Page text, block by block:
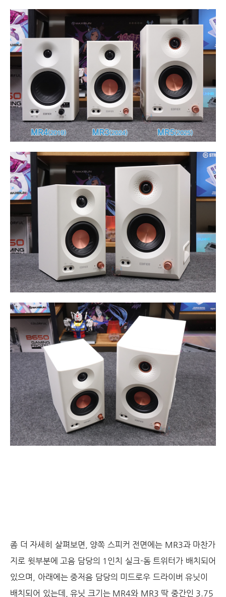
좀 더 자세히 살펴보면, 양쪽 스피커 전면에는 MR3과 마찬가
지로 윗부분에 고음 담당의 1인치 실크-돔 트위터가 배치되어
있으며, 아래에는 중저음 담당의 미드로우 드라이버 유닛이
배치되어 있는데, 유닛 크기는 MR4와 MR3 딱 중간인 3.75